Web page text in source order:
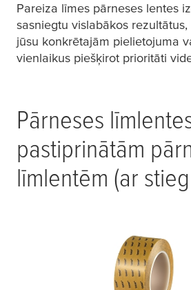
Pareiza līmes pārneses lentes
sasniegtu vislabākos
jūsu konkrētajām pielietojuma
vienlaikus piešķirot prioritāti
Pārneses
pastiprinātām
līmlentēm (ar